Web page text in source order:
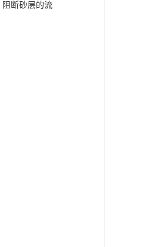
断砂层的流